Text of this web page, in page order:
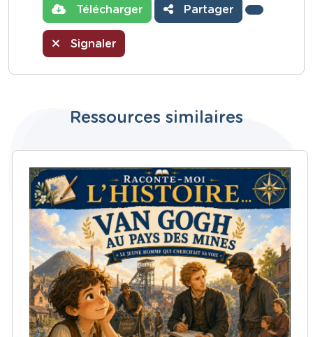
Télécharger Partager
Signaler
Ressources similaires